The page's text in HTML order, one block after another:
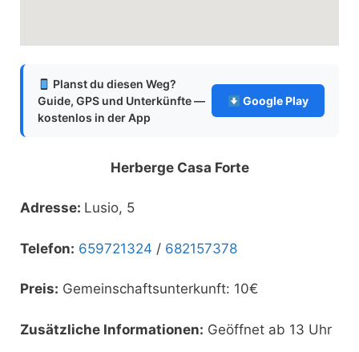
Planst du diesen Weg?
Guide, GPS und Unterkünfte —
kostenlos in der App
Google Play
Herberge Casa Forte
Adresse: Lusio, 5
Telefon: 659721324 / 682157378
Preis: Gemeinschaftsunterkunft: 10€
Zusätzliche Informationen: Geöffnet ab 13 Uhr